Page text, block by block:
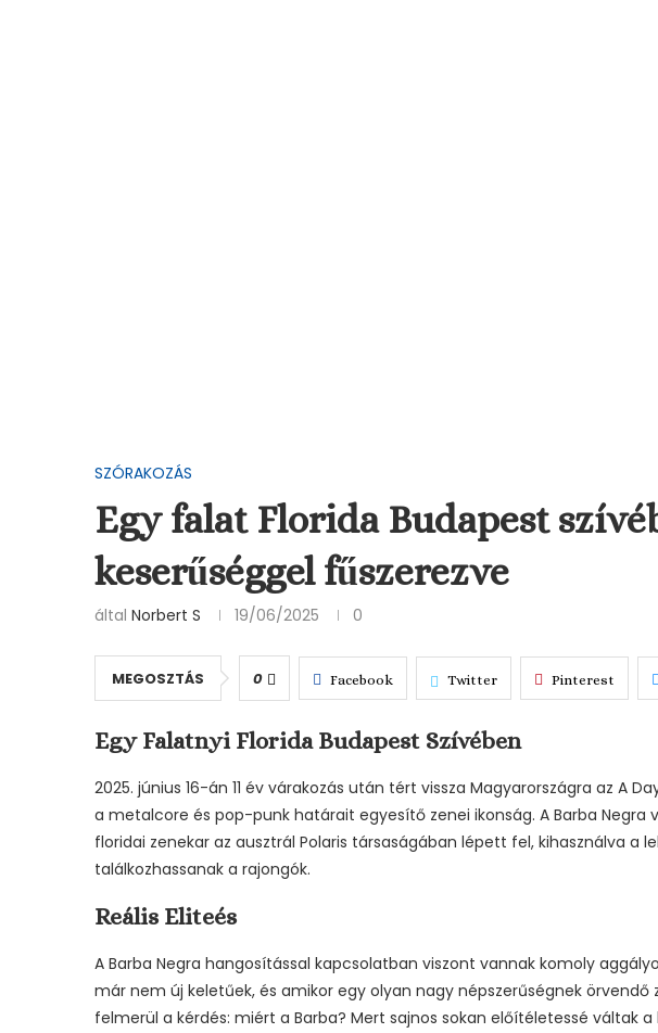
SZÓRAKOZÁS
Egy falat Florida Budapest
keserűséggel fűszerezve
által Norbert S 19/06/2025 0
MEGOSZTÁS 0 Facebook Twitter Pinterest
Egy Falatnyi Florida Budapest Szívében
2025. június 16-án 11 év várakozás után tért vissza Magyarországra az A
a metalcore és pop-punk határait egyesítő zenei ikonság. A Barba
floridai zenekar az ausztrál Polaris társaságában lépett fel, kihasználva a
találkozhassanak a rajongók.
Reális Eliteés
A Barba Negra hangosítással kapcsolatban viszont vannak komoly
már nem új keletűek, és amikor egy olyan nagy népszerűségnek örvendő
felmerül a kérdés: miért a Barba? Mert sajnos sokan előítéletessé váltak